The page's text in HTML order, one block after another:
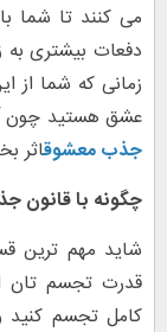
می کنند تا شما
دفعات بیشتری
زمانی که شما از
عشق هستید چون
جذب معشوقاثر
چگونه با قانون
شاید مهم ترین
قدرت تجسم‌ تان
کامل تجسم کنید